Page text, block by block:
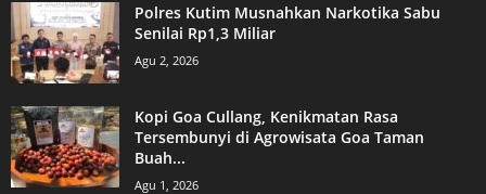
Polres Kutim Musnahkan Narkotika Sabu
Senilai Rp1,3 Miliar
Agu 2, 2026
Kopi Goa Cullang, Kenikmatan Rasa
Tersembunyi di Agrowisata Goa Taman
Buah...
Agu 1, 2026